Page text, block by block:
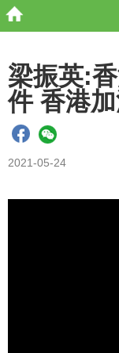
梁振英:
件 香港
2021-05-24